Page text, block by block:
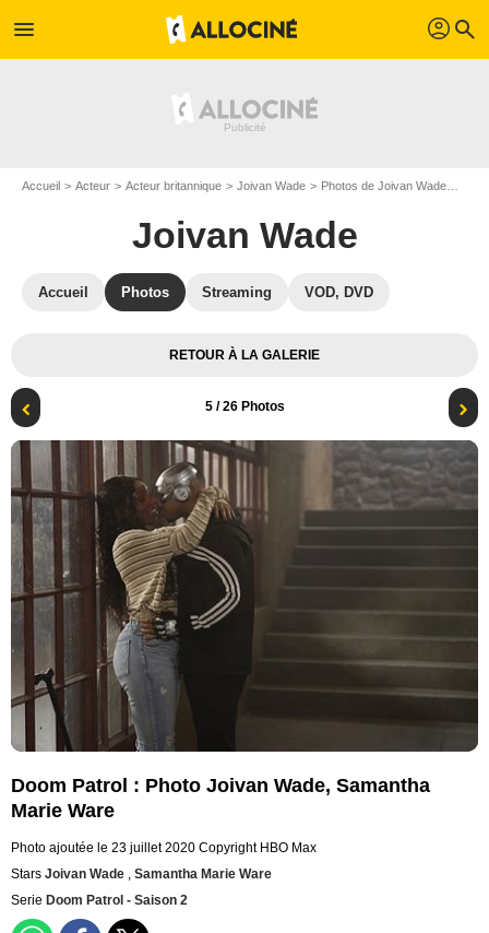
menu profil search
Accueil Acteur Acteur britannique Joivan Wade Photos de Joivan Wade
Joivan Wade
Accueil Photos Streaming VOD, DVD
RETOUR À LA GALERIE
5/ 26 Photos
Doom Patrol : Photo Joivan Wade, Samantha
Marie Ware
Photo ajoutée le 23 juillet 2020 Copyright HBO Max
Stars Joivan Wade , Samantha Marie Ware
Serie Doom Patrol - Saison 2